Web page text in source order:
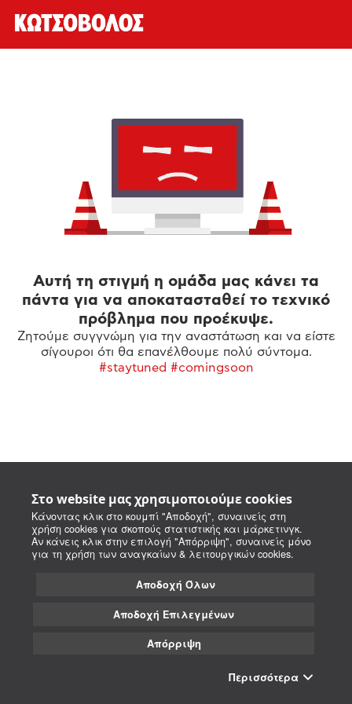
Στο website μας χρησιμοποιούμε cookies
Κάνοντας κλικ στο κουμπί "Αποδοχή", συναινείς στη
χρήση cookies για σκοπούς στατιστικής και μάρκετινγκ.
Αν κάνεις κλικ στην επιλογή "Απόρριψη", συναινείς μόνο
για τη χρήση των αναγκαίων & λειτουργικών cookies.
Αποδοχή Όλων
Αποδοχή Επιλεγμένων
Απόρριψη
Περισσότερα
Αυτή τη στιγμή η ομάδα μας κάνει τα
πάντα για να αποκατασταθεί το τεχνικό
πρόβλημα που προέκυψε.
Ζητούμε συγγνώμη για την αναστάτωση και να είστε
σίγουροι ότι θα επανέλθουμε πολύ σύντομα.
#staytuned #comingsoon